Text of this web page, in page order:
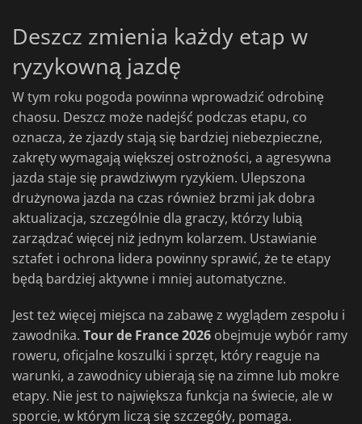
Deszcz zmienia każdy etap w
ryzykowną jazdę
W tym roku pogoda powinna wprowadzić odrobinę
chaosu. Deszcz może nadejść podczas etapu, co
oznacza, że zjazdy stają się bardziej niebezpieczne,
zakręty wymagają większej ostrożności, a agresywna
jazda staje się prawdziwym ryzykiem. Ulepszona
drużynowa jazda na czas również brzmi jak dobra
aktualizacja, szczególnie dla graczy, którzy lubią
zarządzać więcej niż jednym kolarzem. Ustawianie
sztafet i ochrona lidera powinny sprawić, że te etapy
będą bardziej aktywne i mniej automatyczne.
Jest też więcej miejsca na zabawę z wyglądem zespołu i
zawodnika. Tour de France 2026 obejmuje wybór ramy
roweru, oficjalne koszulki i sprzęt, który reaguje na
warunki, a zawodnicy ubierają się na zimne lub mokre
etapy. Nie jest to największa funkcja na świecie, ale w
sporcie, w którym liczą się szczegóły, pomaga.